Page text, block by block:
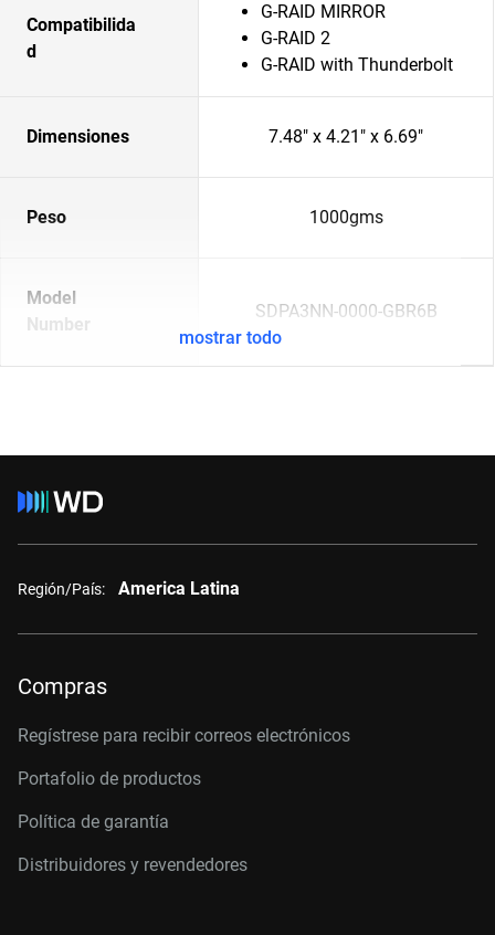
Compatibilida
d
G-RAID MIRROR
G-RAID 2
G-RAID with Thunderbolt
Dimensiones 7.48" x 4.21" x 6.69"
Peso 1000gms
Model
Number
SDPA3NN-0000-GBR6B
mostrar todo
Región/País: America Latina
Compras
Regístrese para recibir correos electrónicos
Portafolio de productos
Política de garantía
Distribuidores y revendedores